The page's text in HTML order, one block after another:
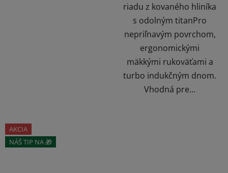
riadu z kovaného hliníka
s odolným titanPro
nepriľnavým povrchom,
ergonomickými
mäkkými rukoväťami a
turbo indukčným dnom.
Vhodná pre...
AKCIA
NÁŠ TIP NA 🎁